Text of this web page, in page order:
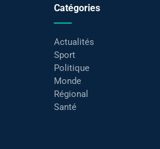
Catégories
Actualités
Sport
Politique
Monde
Régional
Santé